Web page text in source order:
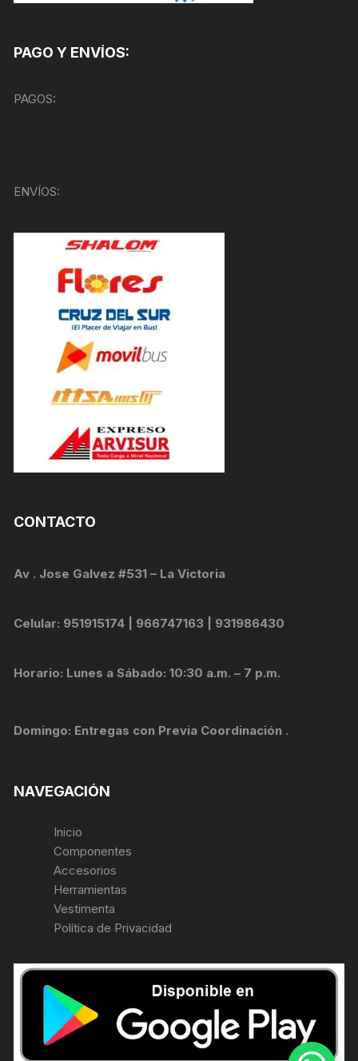
PAGO Y ENVÍOS:
PAGOS:
ENVÍOS:
CONTACTO
Av . Jose Galvez #531 – La Victoria
Celular: 951915174 | 966747163 | 931986430
Horario: Lunes a Sábado: 10:30 a.m. – 7 p.m.
Domingo: Entregas con Previa Coordinación .
NAVEGACIÓN
Inicio
Componentes
Accesorios
Herramientas
Vestimenta
Política de Privacidad